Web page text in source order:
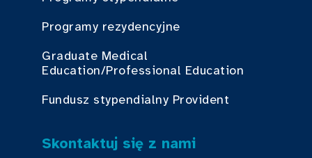
Programy rezydencyjne
Graduate Medical
Education/Professional Education
Fundusz stypendialny Provident
Skontaktuj się z nami